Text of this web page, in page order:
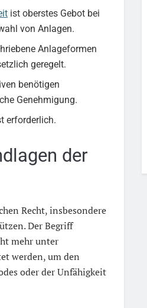
ist oberstes Gebot bei
von Anlagen.
Anlageformen
geregelt.
benötigen
Genehmigung.
erforderlich.
der
Recht, insbesondere
Der Begriff
mehr unter
werden, um den
oder der Unfähigkeit